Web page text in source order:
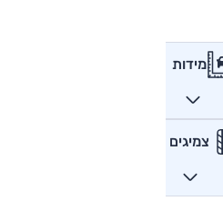
מידות
צמיגים